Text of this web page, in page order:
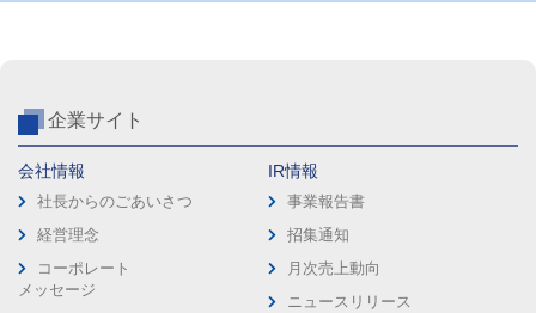
企業サイト
会社情報
社長からのごあいさつ
経営理念
コーポレート
メッセージ
IR情報
事業報告書
招集通知
月次売上動向
ニュースリリース